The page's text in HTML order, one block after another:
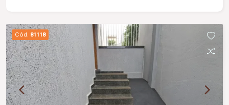
sauna, ducha, banheiro externo. Condomínio com
portaria 24hrs, salão de festas, quadras
esportivas, playgraud
Cód. 81118